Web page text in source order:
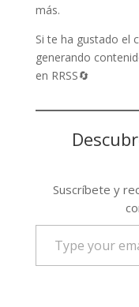
más.
Si te ha gustado el
generando
en RRSS🔄
Suscríbete y
email…